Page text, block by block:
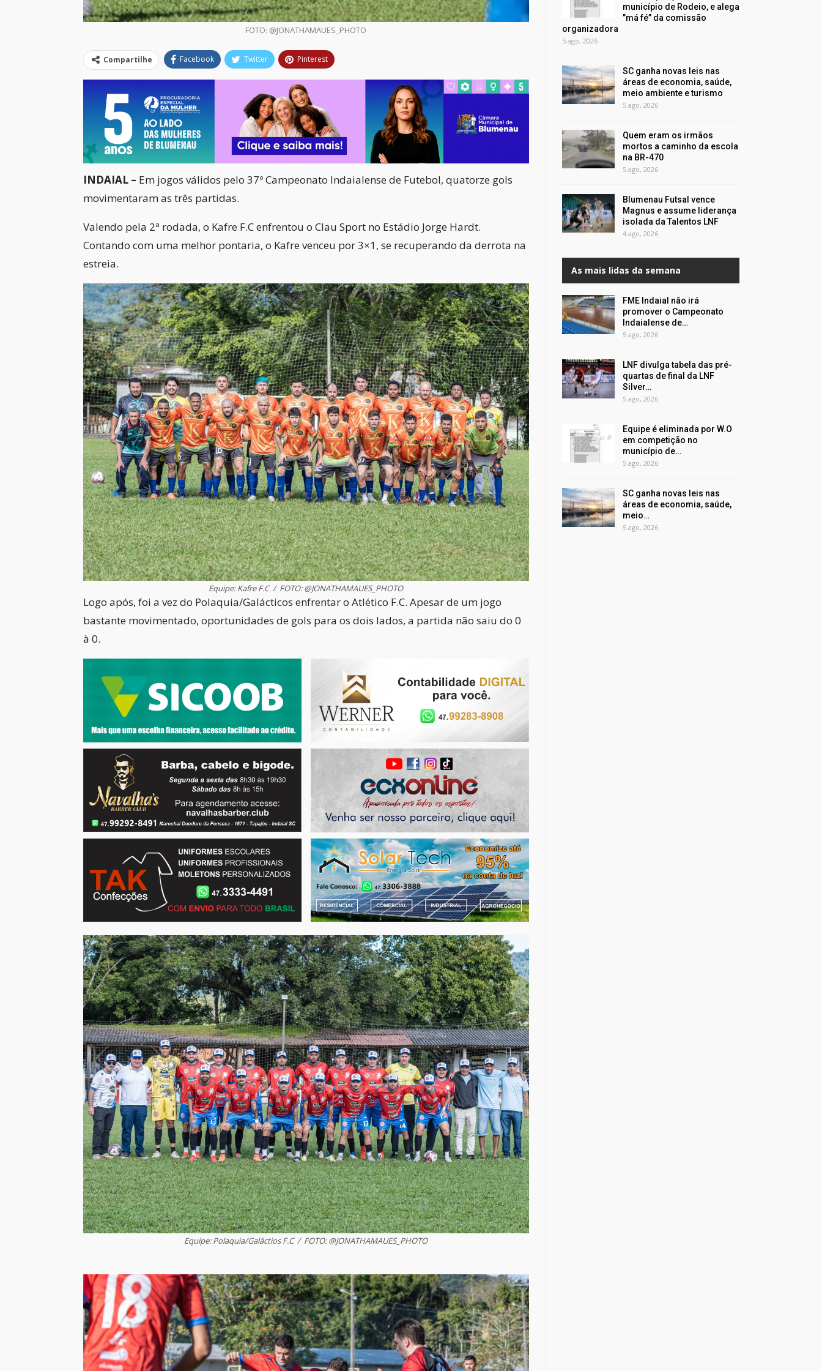
FOTO: @JONATHAMAUES_PHOTO
Compartilhe Facebook Twitter Pinterest
INDAIAL – Em jogos válidos pelo 37º Campeonato Indaialense de Futebol, quatorze gols
movimentaram as três partidas.
Valendo pela 2ª rodada, o Kafre F.C enfrentou o Clau Sport no Estádio Jorge Hardt.
Contando com uma melhor pontaria, o Kafre venceu por 3×1, se recuperando da derrota na
estreia.
Equipe: Kafre F.C / FOTO: @JONATHAMAUES_PHOTO
Logo após, foi a vez do Polaquia/Galácticos enfrentar o Atlético F.C. Apesar de um jogo
bastante movimentado, oportunidades de gols para os dois lados, a partida não saiu do 0
à 0.
Equipe: Polaquia/Galáctios F.C / FOTO: @JONATHAMAUES_PHOTO
município de Rodeio, e alega
”má fé” da comissão
organizadora
5 ago, 2026
SC ganha novas leis nas
áreas de economia, saúde,
meio ambiente e turismo
5 ago, 2026
Quem eram os irmãos
mortos a caminho da escola
na BR-470
5 ago, 2026
Blumenau Futsal vence
Magnus e assume liderança
isolada da Talentos LNF
4 ago, 2026
As mais lidas da semana
FME Indaial não irá
promover o Campeonato
Indaialense de…
5 ago, 2026
LNF divulga tabela das pré-
quartas de final da LNF
Silver…
5 ago, 2026
Equipe é eliminada por W.O
em competição no
município de…
5 ago, 2026
SC ganha novas leis nas
áreas de economia, saúde,
meio…
5 ago, 2026